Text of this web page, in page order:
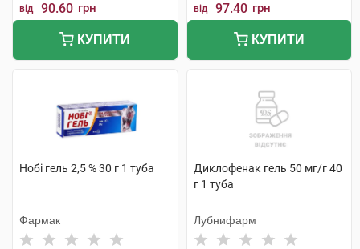
від 90.60 грн
КУПИТИ
від 97.40 грн
КУПИТИ
Нобі гель 2,5 % 30 г 1 туба
Фармак
Диклофенак гель 50 мг/г 40
г 1 туба
Лубнифарм